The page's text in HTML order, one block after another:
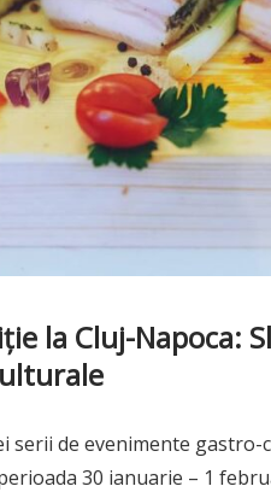
la Cluj-Napoca:
serii de evenimente
30 ianuarie – 1